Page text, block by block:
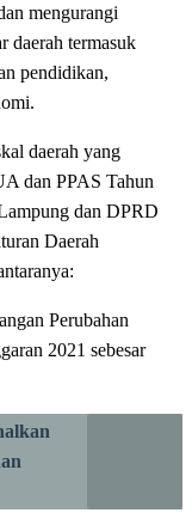
mengurangi
daerah termasuk
pendidikan,
daerah yang
dan PPAS Tahun
dan DPRD
Daerah
Perubahan
2021 sebesar